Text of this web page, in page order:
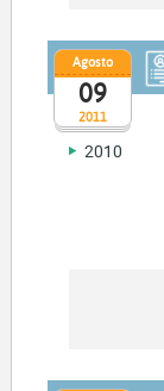
2011
Agosto
09
2010